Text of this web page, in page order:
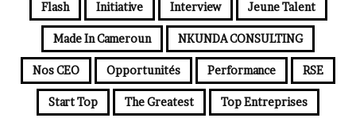
Flash Initiative Interview Jeune Talent
Made In Cameroun NKUNDA CONSULTING
Nos CEO Opportunités Performance RSE
Start Top The Greatest Top Entreprises